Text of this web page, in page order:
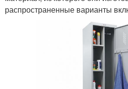
распространенные варианты